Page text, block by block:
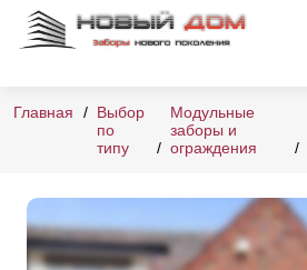
Главная
Выбор
по
типу
Модульные
заборы и
ограждения